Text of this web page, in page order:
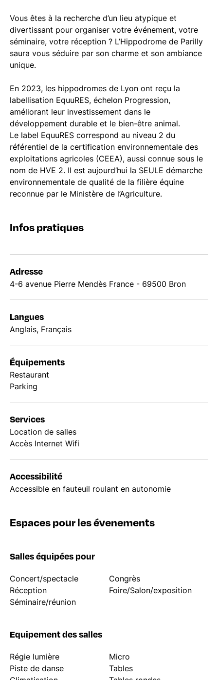
Vous êtes à la recherche d’un lieu atypique et
divertissant pour organiser votre événement, votre
séminaire, votre réception ? L’Hippodrome de Parilly
saura vous séduire par son charme et son ambiance
unique.
En 2023, les hippodromes de Lyon ont reçu la
labellisation EquuRES, échelon Progression,
améliorant leur investissement dans le
développement durable et le bien-être animal.
Le label EquuRES correspond au niveau 2 du
référentiel de la certification environnementale des
exploitations agricoles (CEEA), aussi connue sous le
nom de HVE 2. Il est aujourd’hui la SEULE démarche
environnementale de qualité de la filière équine
reconnue par le Ministère de l’Agriculture.
Infos pratiques
Adresse
4-6 avenue Pierre Mendès France - 69500 Bron
Langues
Anglais, Français
Équipements
Restaurant
Parking
Services
Location de salles
Accès Internet Wifi
Accessibilité
Accessible en fauteuil roulant en autonomie
Espaces pour les évenements
Salles équipées pour
Concert/spectacle
Congrès
Réception
Foire/Salon/exposition
Séminaire/réunion
Equipement des salles
Régie lumière
Micro
Piste de danse
Tables